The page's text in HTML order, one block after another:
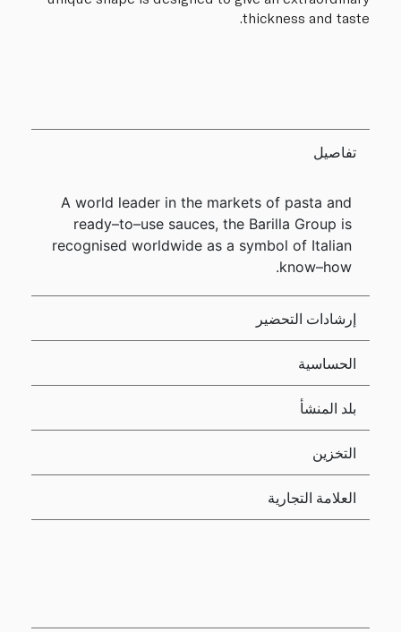
thickness and taste.
تفاصيل
A world leader in the markets of pasta and
ready–to–use sauces, the Barilla Group is
recognised worldwide as a symbol of Italian
know–how.
إرشادات التحضير
الحساسية
بلد المنشأ
التخزين
العلامة التجارية